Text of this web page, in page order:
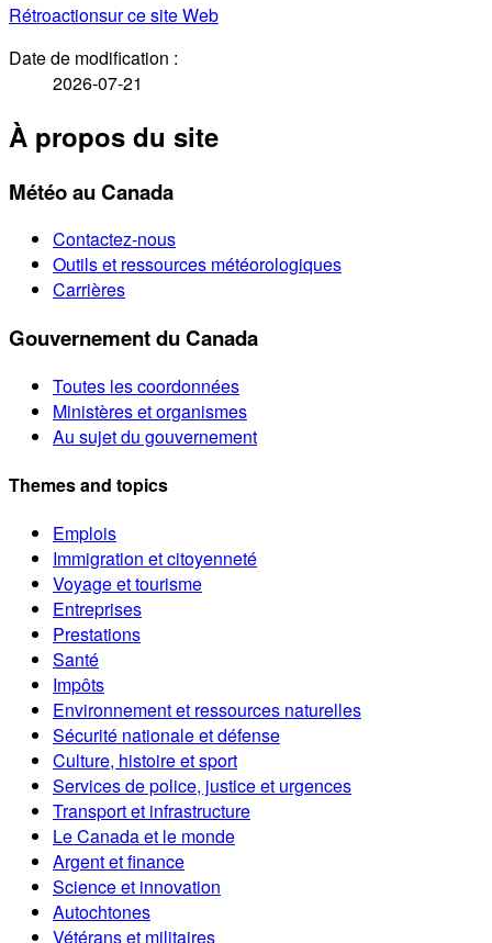
Rétroactionsur ce site Web
Date de modification :
2026-07-21
À propos du site
Météo au Canada
Contactez-nous
Outils et ressources météorologiques
Carrières
Gouvernement du Canada
Toutes les coordonnées
Ministères et organismes
Au sujet du gouvernement
Themes and topics
Emplois
Immigration et citoyenneté
Voyage et tourisme
Entreprises
Prestations
Santé
Impôts
Environnement et ressources naturelles
Sécurité nationale et défense
Culture, histoire et sport
Services de police, justice et urgences
Transport et infrastructure
Le Canada et le monde
Argent et finance
Science et innovation
Autochtones
Vétérans et militaires